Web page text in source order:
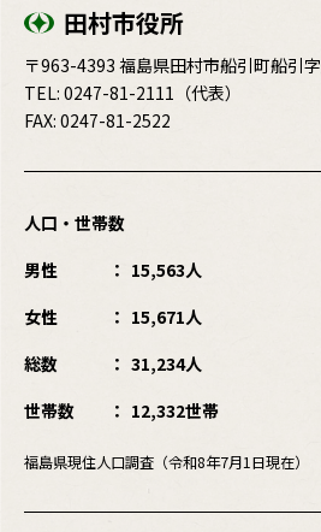
田村市役所
〒963-4393 福島県田村市船引町船引
TEL: 0247-81-2111 （代表）
FAX: 0247-81-2522
人口・世帯数
男性
15,563人
女性
15,671人
総数
31,234人
世帯数
12,332世帯
福島県現住人口調査（令和8年7月1日現在）